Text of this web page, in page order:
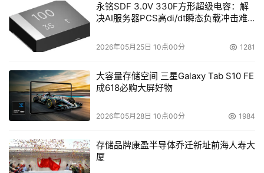
软件工程师
“作为东软人我觉得我需要有担当，需要把我这部分做好，
“给我这次最大的感受就是一个团队的力量永远大于个人的
力量，我结交了一帮生死兄弟。”
区域技术支持
“在我们安装设备的现场碰到了非常多的施工人员、医护人
永铭SDF 3.0V 330F方形超级电容：解
决AI服务器PCS高di/dt瞬态负载冲击难
2026年05月25日 10点00分 1281
大容量存储空间 三星Galaxy Tab S10 FE
成618必购大屏好物
2026年05月28日 10点00分 1984
存储品牌康盈半导体乔迁新址前海人寿大
厦